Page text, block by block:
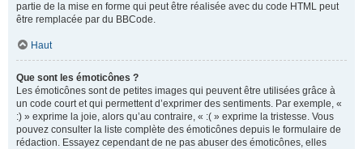
partie de la mise en forme qui peut être réalisée avec du code HTML peut
être remplacée par du BBCode.
Haut
Que sont les émoticônes ?
Les émoticônes sont de petites images qui peuvent être utilisées grâce à
un code court et qui permettent d’exprimer des sentiments. Par exemple, «
:) » exprime la joie, alors qu’au contraire, « :( » exprime la tristesse. Vous
pouvez consulter la liste complète des émoticônes depuis le formulaire de
rédaction. Essayez cependant de ne pas abuser des émoticônes, elles